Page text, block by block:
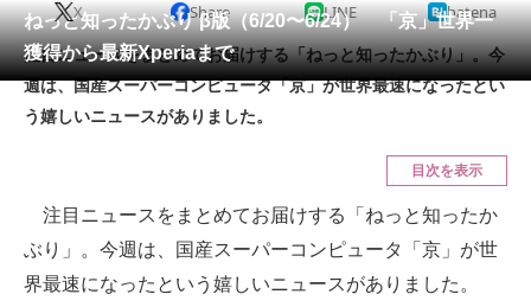
会員記事
メディア
注目記事を集めた総合ページ
スマホと通信の最新トレンド
進化するPCとデバイスの未来
ねっと知ったかぶり β版（6/20〜6/24） 「京」世界一
獲得から最新Xperiaまで
X Share LINE hatena
注目ニュースをまとめてお届けする「ねっと知ったかぶり」。今
週は、国産スーパーコンピュータ「京」が世界最速になったとい
う嬉しいニュースがありました。
目次を表示
注目ニュースをまとめてお届けする「ねっと知ったか
ぶり」。今週は、国産スーパーコンピュータ「京」が世
界最速になったという嬉しいニュースがありました。